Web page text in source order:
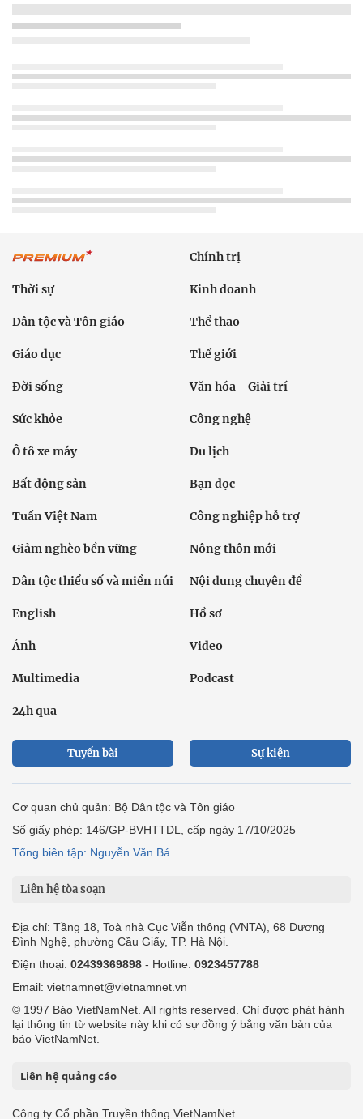
Chính trị
Thời sự Kinh doanh
Dân tộc và Tôn giáo Thể thao
Giáo dục Thế giới
Đời sống Văn hóa - Giải trí
Sức khỏe Công nghệ
Ô tô xe máy Du lịch
Bất động sản Bạn đọc
Tuần Việt Nam Công nghiệp hỗ trợ
Giảm nghèo bền vững Nông thôn mới
Dân tộc thiểu số và miền núi Nội dung chuyên đề
English Hồ sơ
Ảnh Video
Multimedia Podcast
24h qua
Tuyến bài Sự kiện
Cơ quan chủ quản: Bộ Dân tộc và Tôn giáo
Số giấy phép: 146/GP-BVHTTDL, cấp ngày 17/10/2025
Tổng biên tập: Nguyễn Văn Bá
Liên hệ tòa soạn
Địa chỉ: Tầng 18, Toà nhà Cục Viễn thông (VNTA), 68 Dương
Đình Nghệ, phường Cầu Giấy, TP. Hà Nội.
Điện thoại: 02439369898 - Hotline: 0923457788
Email: vietnamnet@vietnamnet.vn
© 1997 Báo VietNamNet. All rights reserved. Chỉ được phát hành
lại thông tin từ website này khi có sự đồng ý bằng văn bản của
báo VietNamNet.
Liên hệ quảng cáo
Công ty Cổ phần Truyền thông VietNamNet